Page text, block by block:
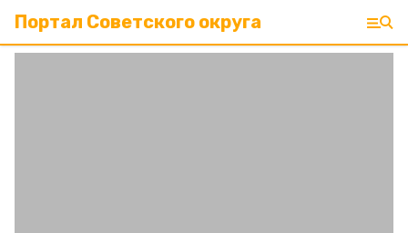
Портал Советского округа